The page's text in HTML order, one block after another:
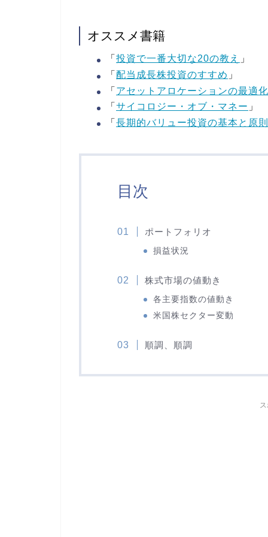
オススメ書籍
「 投資で一番大切な20の教え
」
「 配当成長株投資のすすめ 」
「 アセットアロケーションの最適化
「 サイコロジー・オブ・マネー 」
「 長期的バリュー投資の基本と原則
目次
ポートフォリオ
損益状況
株式市場の値動き
各主要指数の値動き
米国株セクター変動
順調、順調